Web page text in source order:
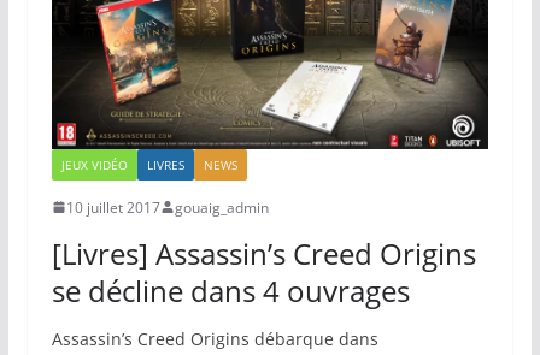
JEUX VIDÉO LIVRES NEWS
10 juillet 2017 gouaig_admin
[Livres] Assassin’s Creed Origins
se décline dans 4 ouvrages
Assassin’s Creed Origins débarque dans